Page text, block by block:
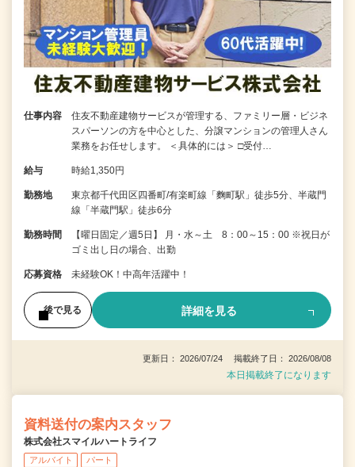
仕事内容
住友不動産建物サービスが管理する、ファミリー層・ビジネ
スパーソンの方を中心とした、分譲マンションの管理人さん
業務をお任せします。 ＜具体的には＞ □受付…
給与 時給1,350円
勤務地
東京都千代田区四番町/有楽町線「麴町駅」徒歩5分、半蔵門
線「半蔵門駅」徒歩6分
勤務時間
【曜日固定／週5日】 月・水～土 8：00～15：00 ※祝日が
ゴミ出し日の場合、出勤
応募資格 未経験OK！中高年活躍中！
後で見る 詳細を見る
更新日： 2026/07/24 掲載終了日： 2026/08/08
本日掲載終了になります
資料送付の案内スタッフ
株式会社スマイルハートライフ
アルバイト パート